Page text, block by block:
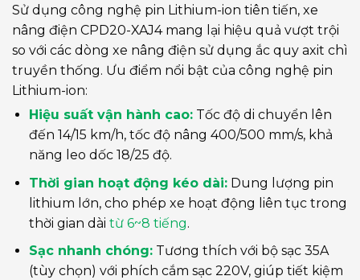
Sử dụng công nghệ pin Lithium-ion tiên tiến, xe
nâng điện CPD20-XAJ4 mang lại hiệu quả vượt trội
so với các dòng xe nâng điện sử dụng ắc quy axit chì
truyền thống. Ưu điểm nổi bật của công nghệ pin
Lithium-ion:
Hiệu suất vận hành cao:Tốc độ di chuyển lên
đến 14/15 km/h, tốc độ nâng 400/500 mm/s, khả
năng leo dốc 18/25 độ.
Thời gian hoạt động kéo dài:Dung lượng pin
lithium lớn, cho phép xe hoạt động liên tục trong
thời gian dài từ 6~8 tiếng.
Sạc nhanh chóng:Tương thích với bộ sạc 35A
(tùy chọn) với phích cắm sạc 220V, giúp tiết kiệm